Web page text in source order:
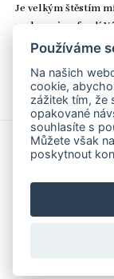
Je velkým štěstím
podporuje a fandí
stole nechybí
© Yveta
Používáme
Na našich
cookie,
zážitek tím, že
opakované
souhlasíte s
Můžete však
poskytnout